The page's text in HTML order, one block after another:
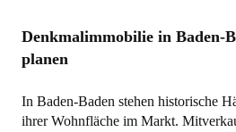
Denkmalimmobilie in Baden-
planen
In Baden-Baden stehen historische
ihrer Wohnfläche im Markt.